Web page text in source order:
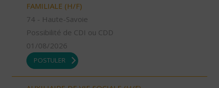
FAMILIALE (H/F)
74 - Haute-Savoie
Possibilité de CDI ou CDD
01/08/2026
POSTULER